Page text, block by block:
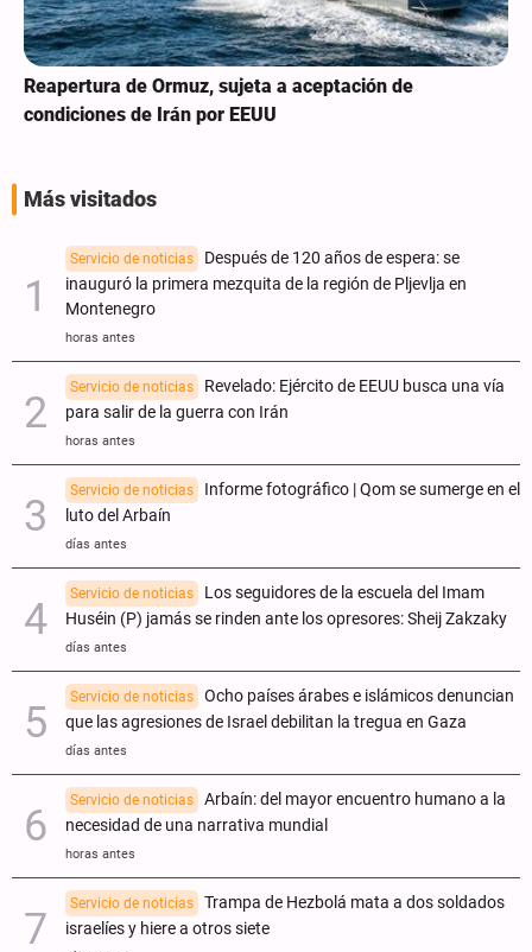
Reapertura de Ormuz, sujeta a aceptación de
condiciones de Irán por EEUU
Más visitados
Servicio de noticias
Después de 120 años de espera: se
inauguró la primera mezquita de la región de Pljevlja en
Montenegro
horas antes
Servicio de noticias
Revelado: Ejército de EEUU busca una vía
para salir de la guerra con Irán
horas antes
Servicio de noticias
Informe fotográfico | Qom se sumerge en el
luto del Arbaín
días antes
Servicio de noticias
Los seguidores de la escuela del Imam
Huséin (P) jamás se rinden ante los opresores: Sheij Zakzaky
días antes
Servicio de noticias
Ocho países árabes e islámicos denuncian
que las agresiones de Israel debilitan la tregua en Gaza
días antes
Servicio de noticias
Arbaín: del mayor encuentro humano a la
necesidad de una narrativa mundial
horas antes
Servicio de noticias
Trampa de Hezbolá mata a dos soldados
israelíes y hiere a otros siete